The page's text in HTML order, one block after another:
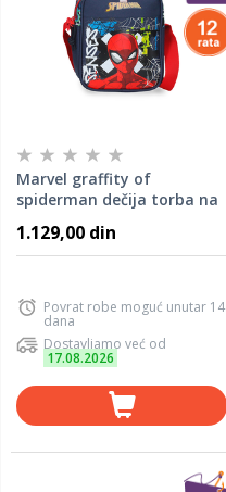
Marvel graffity of
spiderman dečija torba na
1.129,00 din
Povrat robe moguć unutar 14
dana
Dostavljamo već od
17.08.2026